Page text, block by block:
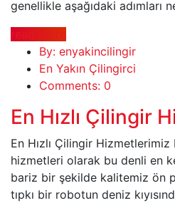
genellikle aşağıdaki adımları
read more
By: enyakincilingir
En Yakın Çilingirci
Comments: 0
En Hızlı Çilingir
En Hızlı Çilingir Hizmetlerimiz
hizmetleri olarak bu denli en
bariz bir şekilde kalitemiz ön
tıpkı bir robotun deniz